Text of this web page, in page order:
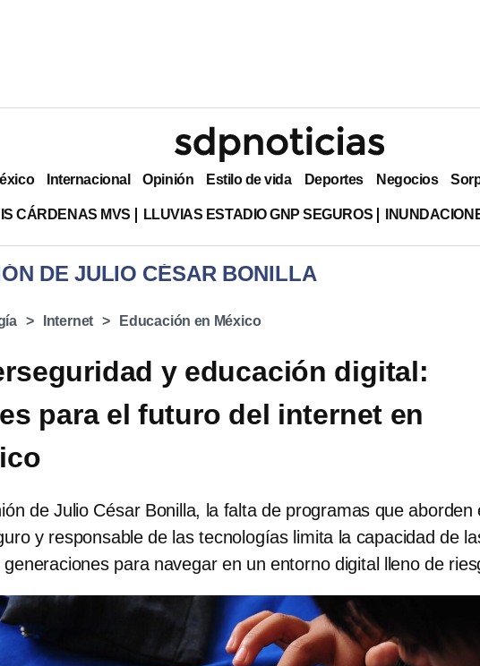
Internacional Opinión Estilo de vida Deportes Negocios
CÁRDENAS MVS LLUVIAS ESTADIO GNP SEGUROS
DE JULIO CÉSAR BONILLA
Internet Educación en México
y educación digital:
para el futuro del internet en
de Julio César Bonilla, la falta de programas que aborden
y responsable de las tecnologías limita la capacidad de
generaciones para navegar en un entorno digital lleno de